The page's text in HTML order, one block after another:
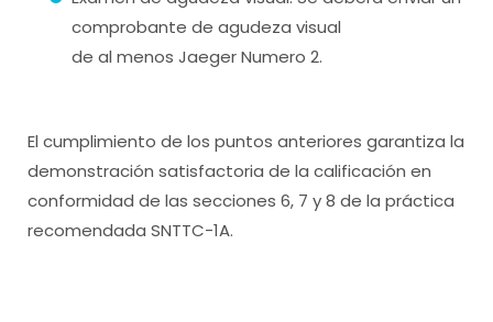
comprobante de agudeza visual
de al menos Jaeger Numero 2.
El cumplimiento de los puntos anteriores garantiza la
demonstración satisfactoria de la calificación en
conformidad de las secciones 6, 7 y 8 de la práctica
recomendada SNTTC-1A.